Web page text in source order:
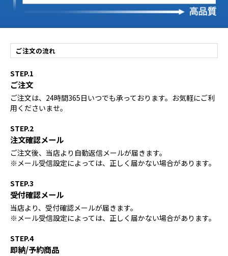
ご注文の流れ
STEP.1
ご注文
ご注文は、24時間365日いつでも承っております。お気軽にご利
用くださいませ。
STEP.2
注文確認メール
ご注文後、当店より自動返信メールが届きます。
※メール受信設定によっては、正しく届かない場合があります。
STEP.3
受付確認メール
当店より、受付確認メールが届きます。
※メール受信設定によっては、正しく届かない場合があります。
STEP.4
即納/予約商品